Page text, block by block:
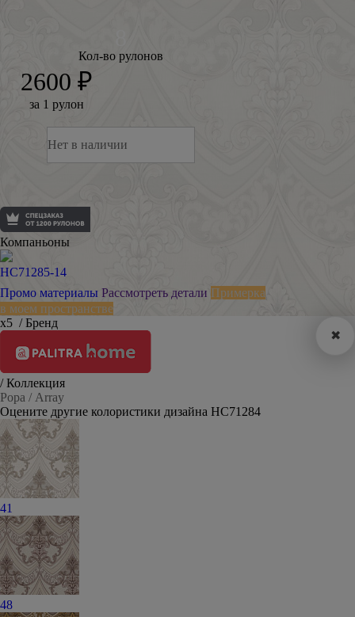
Кол-во рулонов
2600 ₽
за 1 рулон
Нет в наличии
Компаньоны
HC71285-14
Промо материалы Рассмотреть детали Примерка
в моем пространстве
х5
✖
/ Бренд
/ Коллекция
Рора / Array
Оцените другие колористики дизайна HC71284
41
48